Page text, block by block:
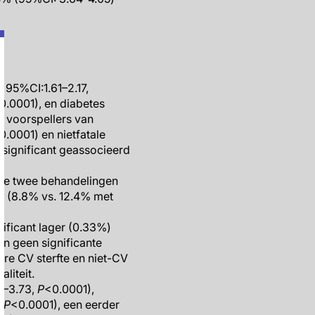
en diabetes
voorspellers van
en nietfatale
geassocieerd
twee behandelingen
(8.8% vs. 12.4% met
lager (0.33%)
geen significante
CV sterfte en niet-CV
P<0.0001),
P<0.0001), een eerder